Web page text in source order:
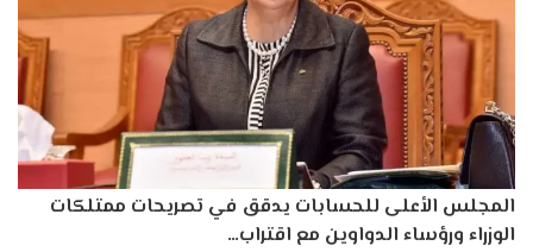
المجلس الأعلى للحسابات يدقق في تصريحات ممتلكات
الوزراء ورؤساء الدواوين مع اقتراب…